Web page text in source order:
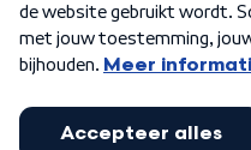
Algemene voorwaarden